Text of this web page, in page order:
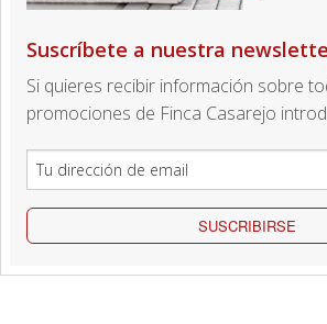
Suscríbete a nuestra
Si quieres recibir información sobre
promociones de Finca Casarejo
SUSCRIBIRSE